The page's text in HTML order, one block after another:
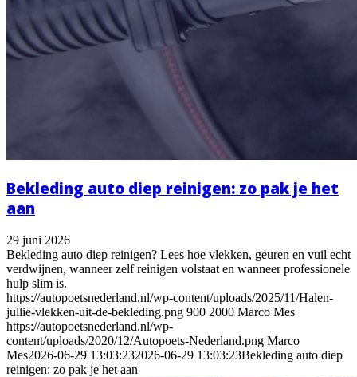
Bekleding auto diep reinigen: zo pak je het
aan
29 juni 2026
Bekleding auto diep reinigen? Lees hoe vlekken, geuren en vuil echt
verdwijnen, wanneer zelf reinigen volstaat en wanneer professionele
hulp slim is.
https://autopoetsnederland.nl/wp-content/uploads/2025/11/Halen-
jullie-vlekken-uit-de-bekleding.png 900 2000 Marco Mes
https://autopoetsnederland.nl/wp-
content/uploads/2020/12/Autopoets-Nederland.png Marco
Mes2026-06-29 13:03:232026-06-29 13:03:23Bekleding auto diep
reinigen: zo pak je het aan